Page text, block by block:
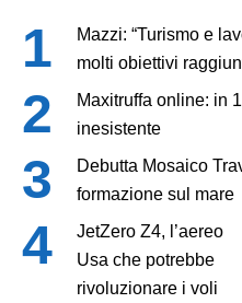
Mazzi: “Turismo e
molti obiettivi
Maxitruffa online: in
inesistente
Debutta Mosaico
formazione sul mare
JetZero Z4, l’aereo
Usa che potrebbe
rivoluzionare i voli